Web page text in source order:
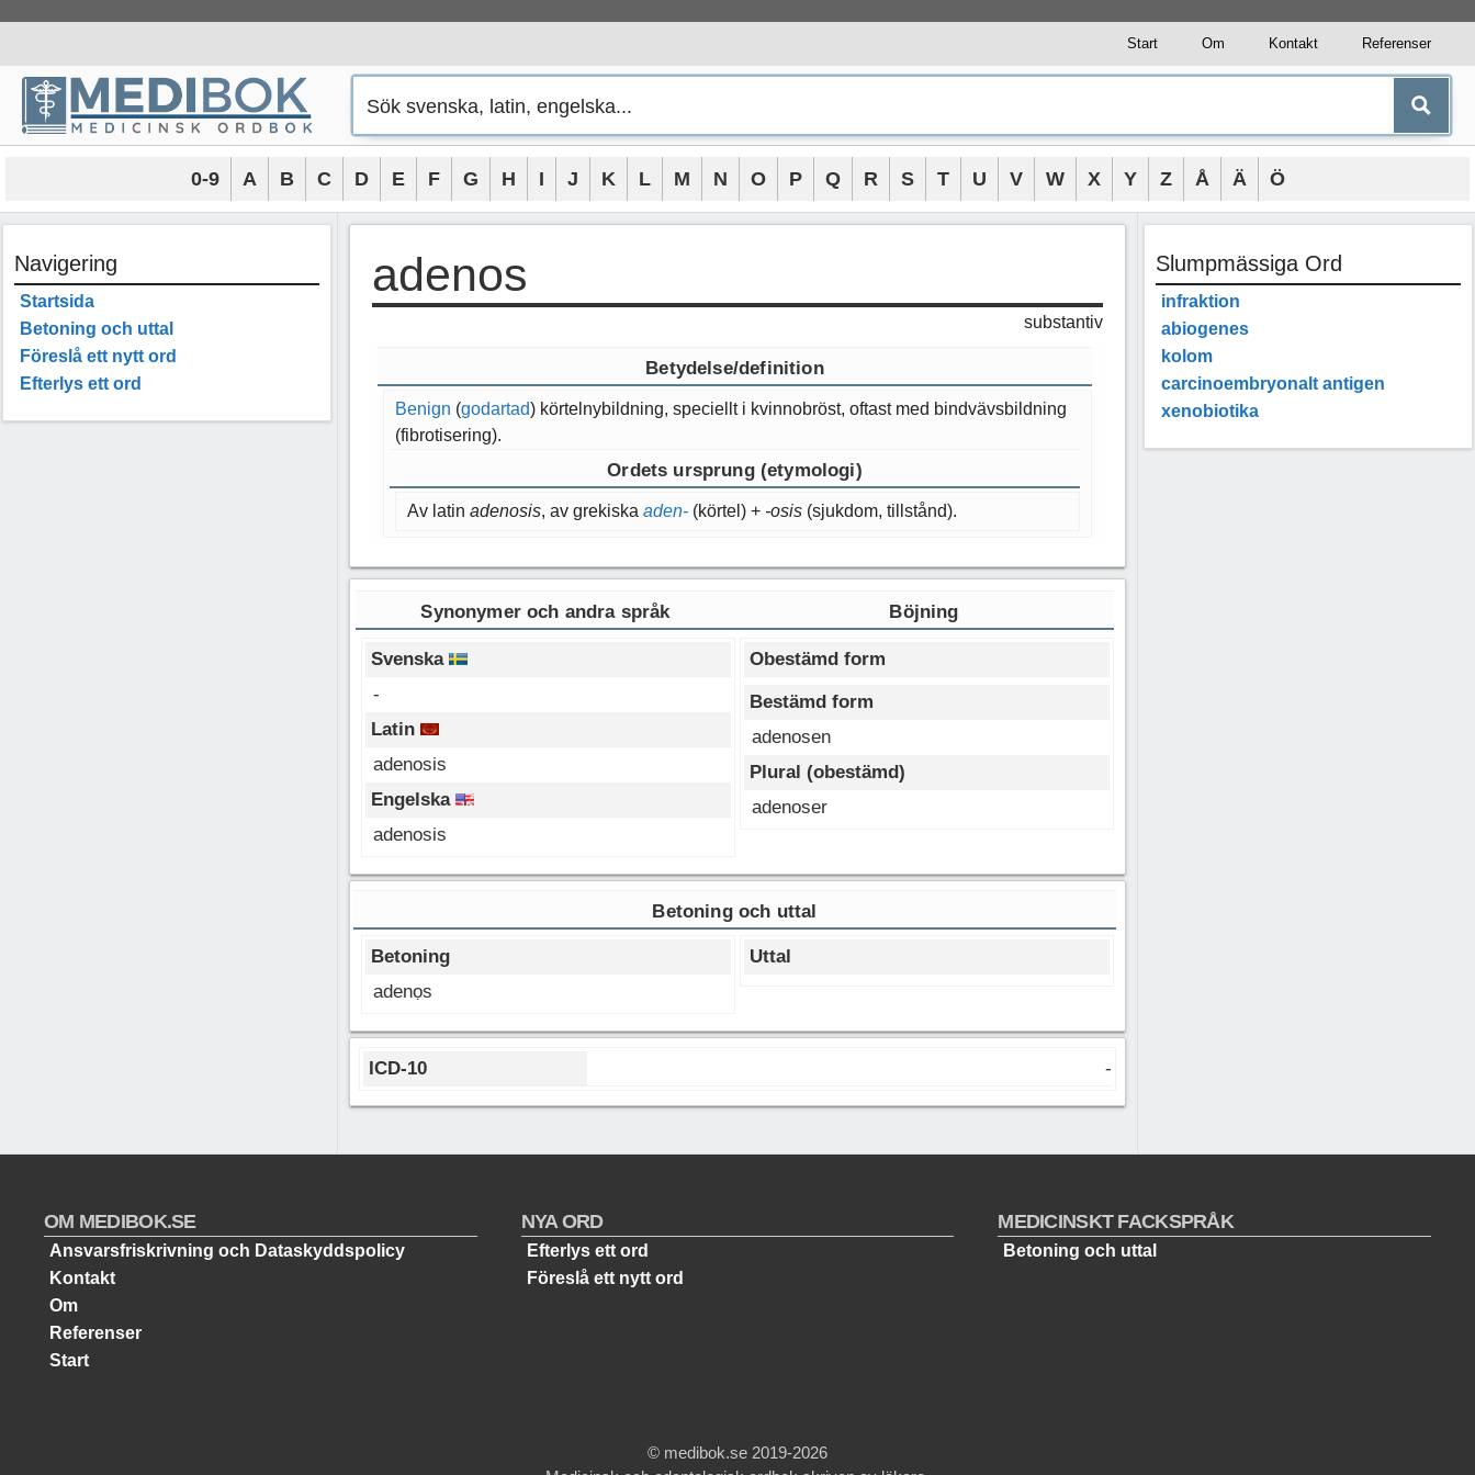
innehåll
Start Om Kontakt Referenser
0-9 A B C D E F G H I J K L M N O P Q R S T U V W X Y Z Å Ä Ö
adenos
substantiv
Betydelse/definition
Benign (godartad) körtelnybildning, speciellt i kvinnobröst, oftast med bindvävsbildning
(fibrotisering).
Ordets ursprung (etymologi)
Av latin adenosis, av grekiska aden- (körtel) + -osis (sjukdom, tillstånd).
Synonymer och andra språk Böjning
Svenska
-
Latin
adenosis
Engelska
adenosis
Obestämd form
Bestämd form
adenosen
Plural (obestämd)
adenoser
Betoning och uttal
Betoning
adenọs
Uttal
ICD-10 -
Navigering
Startsida
Betoning och uttal
Föreslå ett nytt ord
Efterlys ett ord
Slumpmässiga Ord
infraktion
abiogenes
kolom
carcinoembryonalt antigen
xenobiotika
OM MEDIBOK.SE
Ansvarsfriskrivning och Dataskyddspolicy
Kontakt
Om
Referenser
Start
NYA ORD
Efterlys ett ord
Föreslå ett nytt ord
MEDICINSKT FACKSPRÅK
Betoning och uttal
© medibok.se 2019-2026